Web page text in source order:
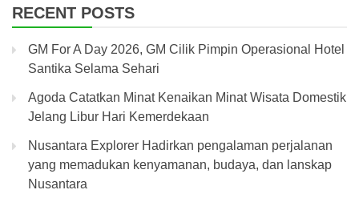
RECENT POSTS
GM For A Day 2026, GM Cilik Pimpin Operasional Hotel
Santika Selama Sehari
Agoda Catatkan Minat Kenaikan Minat Wisata Domestik
Jelang Libur Hari Kemerdekaan
Nusantara Explorer Hadirkan pengalaman perjalanan
yang memadukan kenyamanan, budaya, dan lanskap
Nusantara